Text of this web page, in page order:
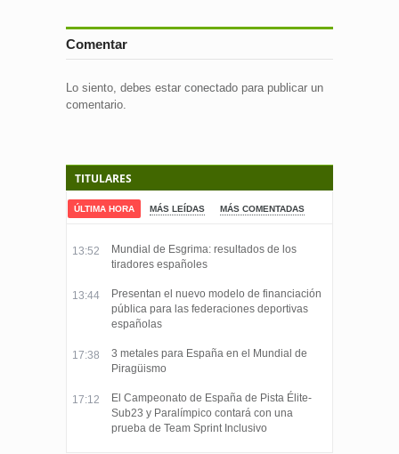
Comentar
Lo siento, debes estar conectado para publicar un
comentario.
TITULARES
ÚLTIMA HORA MÁS LEÍDAS MÁS COMENTADAS
13:52
Mundial de Esgrima: resultados de los
tiradores españoles
13:44
Presentan el nuevo modelo de financiación
pública para las federaciones deportivas
españolas
17:38
3 metales para España en el Mundial de
Piragüismo
17:12
El Campeonato de España de Pista Élite-
Sub23 y Paralímpico contará con una
prueba de Team Sprint Inclusivo